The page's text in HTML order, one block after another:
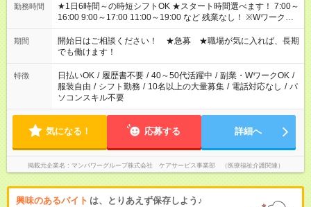
勤務時間
★1日6時間～の時短シフトOK ★スタート時間選べます！ 7:00～
16:00 9:00～17:00 11:00～19:00 など 残業なし！ ※Wワークの
場合、他のお仕事と合わせ週40時間超の就業はご案内できませ
ん ※法令に基づき、週20時間以上勤務は社会保険への加入対象
となります ※労働者派遣法（日雇い派遣の原則禁止）により、
短時間・短期間の就業はご案内が難しい場合があります
期間
開始日はご相談ください！ ★急募 ★職場が気に入れば、長期
でも働けます！
特徴 日払いOK / 履歴書不要 / 40～50代活躍中 / 副業・WワークOK /
服装自由 / シフト勤務 / 10名以上の大量募集 / 電話対応なし / パ
ソコンスキル不要
気になる！ 応募する 詳細へ
掲載元企業名 マンパワーグループ株式会社 ケアサービス事業部 （医療福祉介護関連）
興味のあるバイト は、とりあえず保存しよう♪